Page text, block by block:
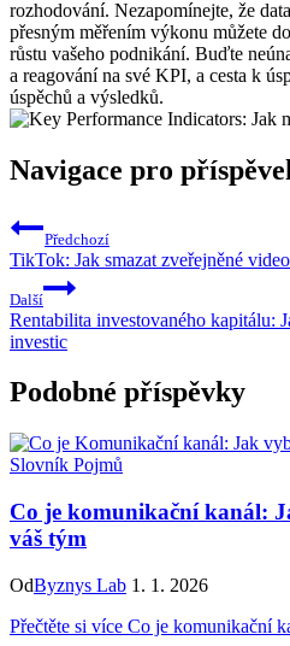
rozhodování. Nezapomínejte, že
přesným měřením výkonu můžete
růstu vašeho podnikání. Buďte
a reagování na své KPI, a cesta k
úspěchů a výsledků.
Navigace pro
Předchozí
TikTok: Jak smazat zveřejněné video
Další
Rentabilita investovaného kapitálu:
investic
Podobné příspěvky
Slovník Pojmů
Co je komunikační kanál:
váš tým
OdByznys Lab 1. 1. 2026
Přečtěte si více Co je komunikační